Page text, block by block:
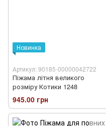
Новинка
Артикул: 90185-00000042722
Піжама літня великого
розміру Котики 1248
945.00 грн